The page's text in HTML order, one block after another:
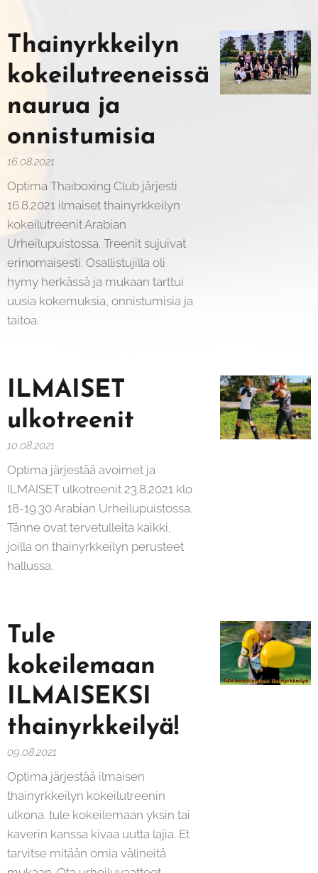
Thainyrkkeilyn
kokeilutreeneissä
naurua ja
onnistumisia
16.08.2021
Optima Thaiboxing Club järjesti
16.8.2021 ilmaiset thainyrkkeilyn
kokeilutreenit Arabian
Urheilupuistossa. Treenit sujuivat
erinomaisesti. Osallistujilla oli
hymy herkässä ja mukaan tarttui
uusia kokemuksia, onnistumisia ja
taitoa.
ILMAISET
ulkotreenit
10.08.2021
Optima järjestää avoimet ja
ILMAISET ulkotreenit 23.8.2021 klo
18-19.30 Arabian Urheilupuistossa.
Tänne ovat tervetulleita kaikki,
joilla on thainyrkkeilyn perusteet
hallussa.
Tule
kokeilemaan
ILMAISEKSI
thainyrkkeilyä!
09.08.2021
Optima järjestää ilmaisen
thainyrkkeilyn kokeilutreenin
ulkona. tule kokeilemaan yksin tai
kaverin kanssa kivaa uutta lajia. Et
tarvitse mitään omia välineitä